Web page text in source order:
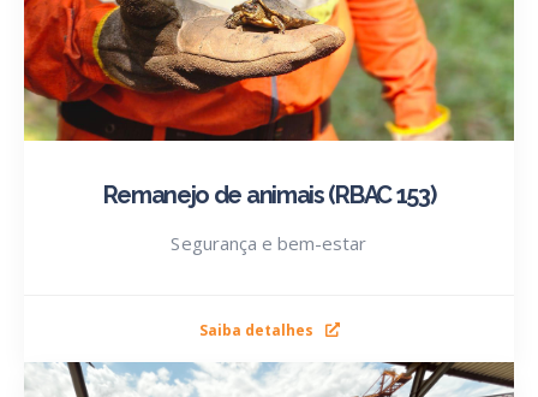
Remanejo de animais (RBAC 153)
Segurança e bem-estar
Saiba detalhes